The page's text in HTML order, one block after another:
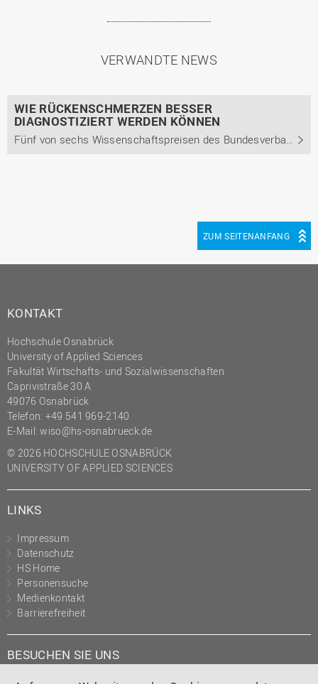
VERWANDTE NEWS
WIE RÜCKENSCHMERZEN BESSER
DIAGNOSTIZIERT WERDEN KÖNNEN
Fünf von sechs Wissenschaftspreisen des Bundesverbandes der selbstständigen Physiotherapeuten gehen an Absolventinnen und Absolventen der Hochschule Osnabrück
ZUM SEITENANFANG
KONTAKT
Hochschule Osnabrück
University of Applied Sciences
Fakultät Wirtschafts- und Sozialwissenschaften
Caprivistraße 30 A
49076 Osnabrück
Telefon: +49 541 969-2140
E-Mail:wiso@hs-osnabrueck.de
© 2026 HOCHSCHULE OSNABRÜCK
UNIVERSITY OF APPLIED SCIENCES
LINKS
Impressum
Datenschutz
HS Home
Personensuche
Medienkontakt
Barrierefreiheit
BESUCHEN SIE UNS